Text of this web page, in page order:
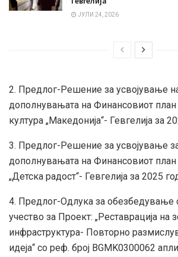
ЈУЛИ 24, 2026
2. Предлог-Решение за усвојување
дополнувањата на Финансовиот
култура „Македонија“- Гевгелија за
3. Предлог-Решение за усвојување
дополнувањата на Финансовиот
„Детска радост“- Гевгелија за 2025
4. Предлог-Одлука за обезбедување
учество за Проект: „Реставрација на
инфраструктура- Повторно
идеја“ со реф. број BGMK0300062